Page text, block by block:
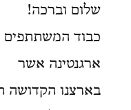
שלום וברכה!
כבוד המשתתפים
ארגנטינה אשר
בארצנו הקדושה